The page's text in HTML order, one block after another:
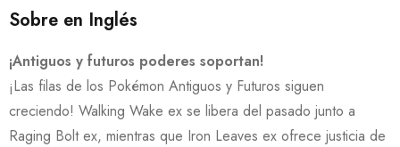
Sobre en Inglés
¡Antiguos y futuros poderes soportan!
¡Las filas de los Pokémon Antiguos y Futuros siguen
creciendo! Walking Wake ex se libera del pasado junto a
Raging Bolt ex, mientras que Iron Leaves ex ofrece justicia de